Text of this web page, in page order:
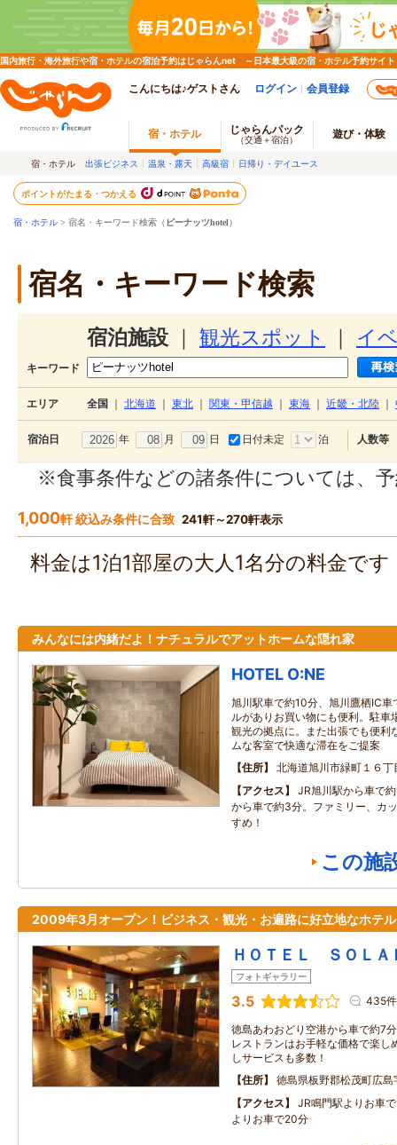
国内旅行・海外旅行や宿・ホテルの宿泊予約はじゃらんnet ～日本最大級の宿・ホテル予約サイト
こんにちは♪ゲストさん ログイン 会員登録
宿・ホテル じゃらんパック
（交通＋宿泊） 遊び・体験
宿・ホテル 出張ビジネス 温泉・露天 高級宿 日帰り・デイユース
ポイントがたまる・つかえる
宿・ホテル > 宿名・キーワード検索（ ピーナッツhotel）
宿名・キーワード検索
宿泊施設 観光スポット イ
キーワード
エリア 全国 北海道 東北 関東・甲信越 東海 近畿・北陸
宿泊日 年 月 日 日付未定 泊 人数等
※食事条件などの諸条件については、
1,000軒 絞込み条件に合致 241軒～270軒表示
料金は1泊1部屋の大人1名分の料金で
みんなには内緒だよ！ナチュラルでアットホームな隠れ家
HOTEL O:NE
旭川駅車で約10分、旭川鷹栖IC
ルがありお買い物にも便利。駐車
観光の拠点に。また出張でも便
ムな客室で快適な滞在をご提案
住所
北海道旭川市緑町１６丁
アクセス
JR旭川駅から車で
から車で約3分。ファミリー、カ
すめ！
この施
2009年3月オープン！ビジネス・観光・お遍路に好立地なホテ
ＨＯＴＥＬ ＳＯＬＡ
フォトギャラリー
3.5 435件
徳島あわおどり空港から車で約7
レストランはお手軽な価格で楽し
しサービスも多数！
住所
徳島県板野郡松茂町広
アクセス
JR鳴門駅よりお車
よりお車で20分